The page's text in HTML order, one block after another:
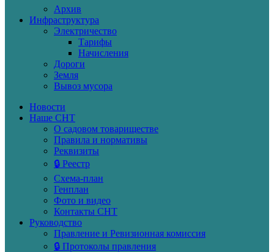
Архив
Инфраструктура
Электричество
Тарифы
Начисления
Дороги
Земля
Вывоз мусора
Новости
Наше СНТ
О садовом товариществе
Правила и нормативы
Реквизиты
🔒 Реестр
Схема-план
Генплан
Фото и видео
Контакты СНТ
Руководство
Правление и Ревизионная комиссия
🔒 Протоколы правления